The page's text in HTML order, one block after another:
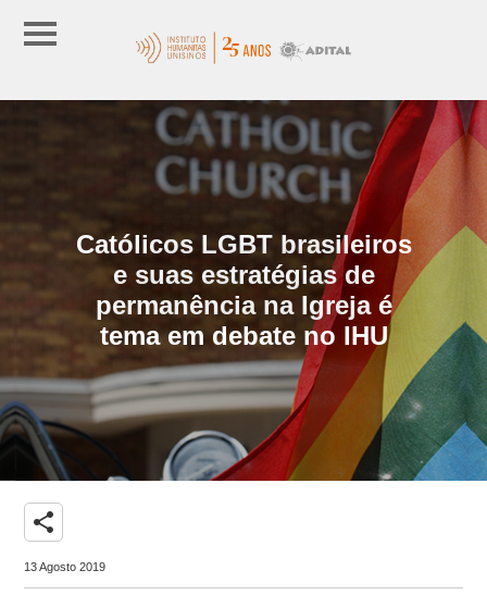
Católicos LGBT brasileiros
e suas estratégias de
permanência na Igreja é
tema em debate no IHU
share
13 Agosto 2019